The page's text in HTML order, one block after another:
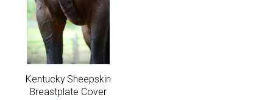
Kentucky Sheepskin
Breastplate Cover